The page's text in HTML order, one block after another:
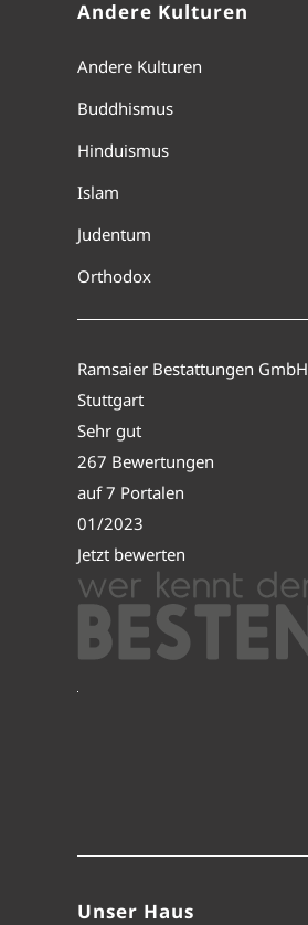
Andere Kulturen
Andere Kulturen
Buddhismus
Hinduismus
Islam
Judentum
Orthodox
Ramsaier Bestattungen GmbH
Stuttgart
Sehr gut
267 Bewertungen
auf 7 Portalen
01/2023
Jetzt bewerten
Unser Haus